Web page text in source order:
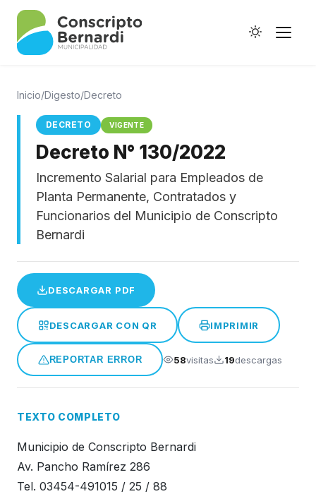
Historia
Galería de Ptes.
Horario de Colectivos
Autoridades
Digesto Municipal
Honorable Concejo Deliverante
Inicio/Digesto/Decreto
DECRETO VIGENTE
Decreto N° 130/2022
Incremento Salarial para Empleados de
Planta Permanente, Contratados y
Funcionarios del Municipio de Conscripto
Bernardi
DESCARGAR PDF
DESCARGAR CON QR IMPRIMIR
REPORTAR ERROR 58visitas 19descargas
TEXTO COMPLETO
Municipio de Conscripto Bernardi
Av. Pancho Ramírez 286
Tel. 03454-491015 / 25 / 88